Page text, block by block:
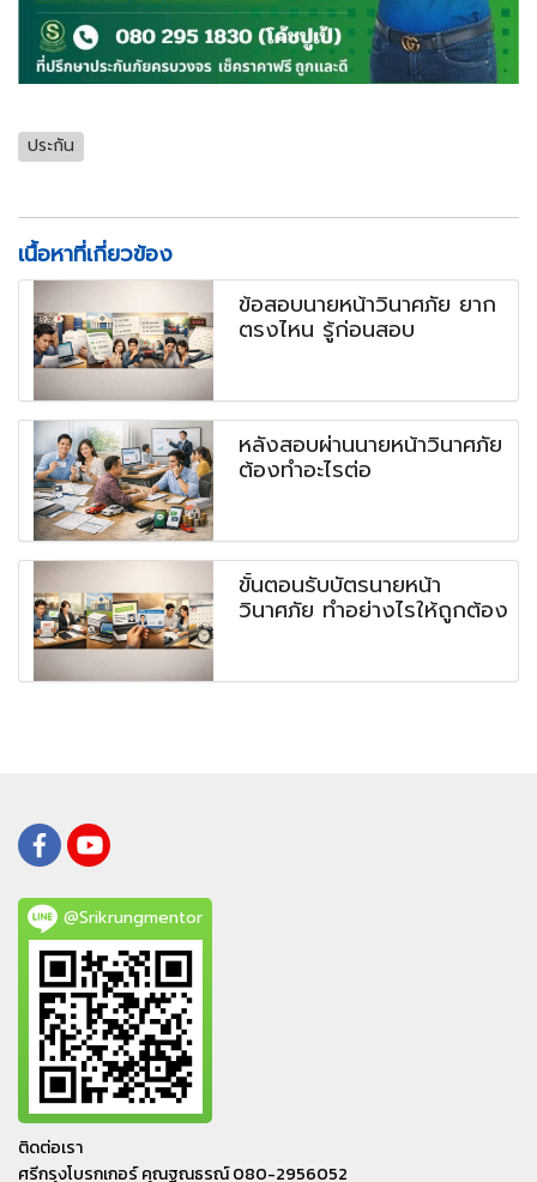
ประกัน
เนื้อหาที่เกี่ยวข้อง
ข้อสอบนายหน้าวินาศภัย ยาก
ตรงไหน รู้ก่อนสอบ
หลังสอบผ่านนายหน้าวินาศภัย
ต้องทำอะไรต่อ
ขั้นตอนรับบัตรนายหน้า
วินาศภัย ทำอย่างไรให้ถูกต้อง
@Srikrungmentor
ติดต่อเรา
ศรีกรุงโบรกเกอร์ คุณฐณธรณ์ 080-2956052